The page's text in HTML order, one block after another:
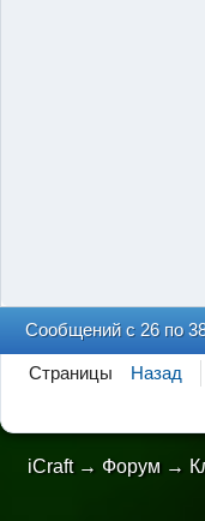
Сообщений с 26 по
Страницы Назад
iCraft → Форум →